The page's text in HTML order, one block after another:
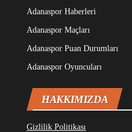
Adanaspor Haberleri
Adanaspor Maçları
Adanaspor Puan Durumları
Adanaspor Oyuncuları
HAKKIMIZDA
Gizlilik Politikası